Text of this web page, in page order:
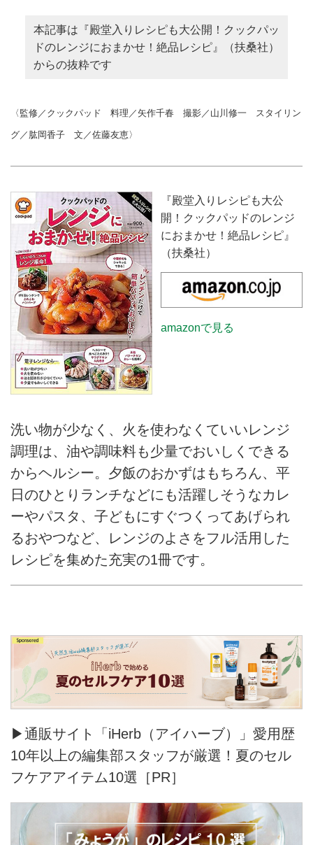
本記事は『殿堂入りレシピも大公開！クックパッ
ドのレンジにおまかせ！絶品レシピ』（扶桑社）
からの抜粋です
〈監修／クックパッド 料理／矢作千春 撮影／山川修一 スタイリン
グ／肱岡香子 文／佐藤友恵〉
『殿堂入りレシピも大公
開！クックパッドのレンジ
におまかせ！絶品レシピ』
（扶桑社）
amazonで見る
洗い物が少なく、火を使わなくていいレンジ
調理は、油や調味料も少量でおいしくできる
からヘルシー。夕飯のおかずはもちろん、平
日のひとりランチなどにも活躍しそうなカレ
ーやパスタ、子どもにすぐつくってあげられ
るおやつなど、レンジのよさをフル活用した
レシピを集めた充実の1冊です。
▶通販サイト「iHerb（アイハーブ）」愛用歴
10年以上の編集部スタッフが厳選！夏のセル
フケアアイテム10選［PR］